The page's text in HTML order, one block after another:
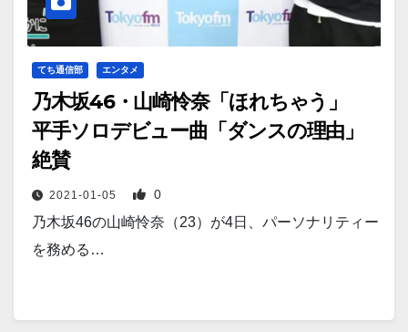
てち通信部 エンタメ
乃木坂46・山崎怜奈「ほれちゃう」
平手ソロデビュー曲「ダンスの理由」
絶賛
2021-01-05 0
乃木坂46の山崎怜奈（23）が4日、パーソナリティー
を務める…